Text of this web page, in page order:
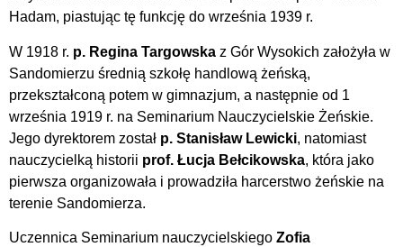
Hadam, piastując tę funkcję do września 1939 r.
W 1918 r. p. Regina Targowska z Gór Wysokich założyła w
Sandomierzu średnią szkołę handlową żeńską,
przekształconą potem w gimnazjum, a następnie od 1
września 1919 r. na Seminarium Nauczycielskie Żeńskie.
Jego dyrektorem został p. Stanisław Lewicki, natomiast
nauczycielką historii prof. Łucja Bełcikowska, która jako
pierwsza organizowała i prowadziła harcerstwo żeńskie na
terenie Sandomierza.
Uczennica Seminarium nauczycielskiego Zofia